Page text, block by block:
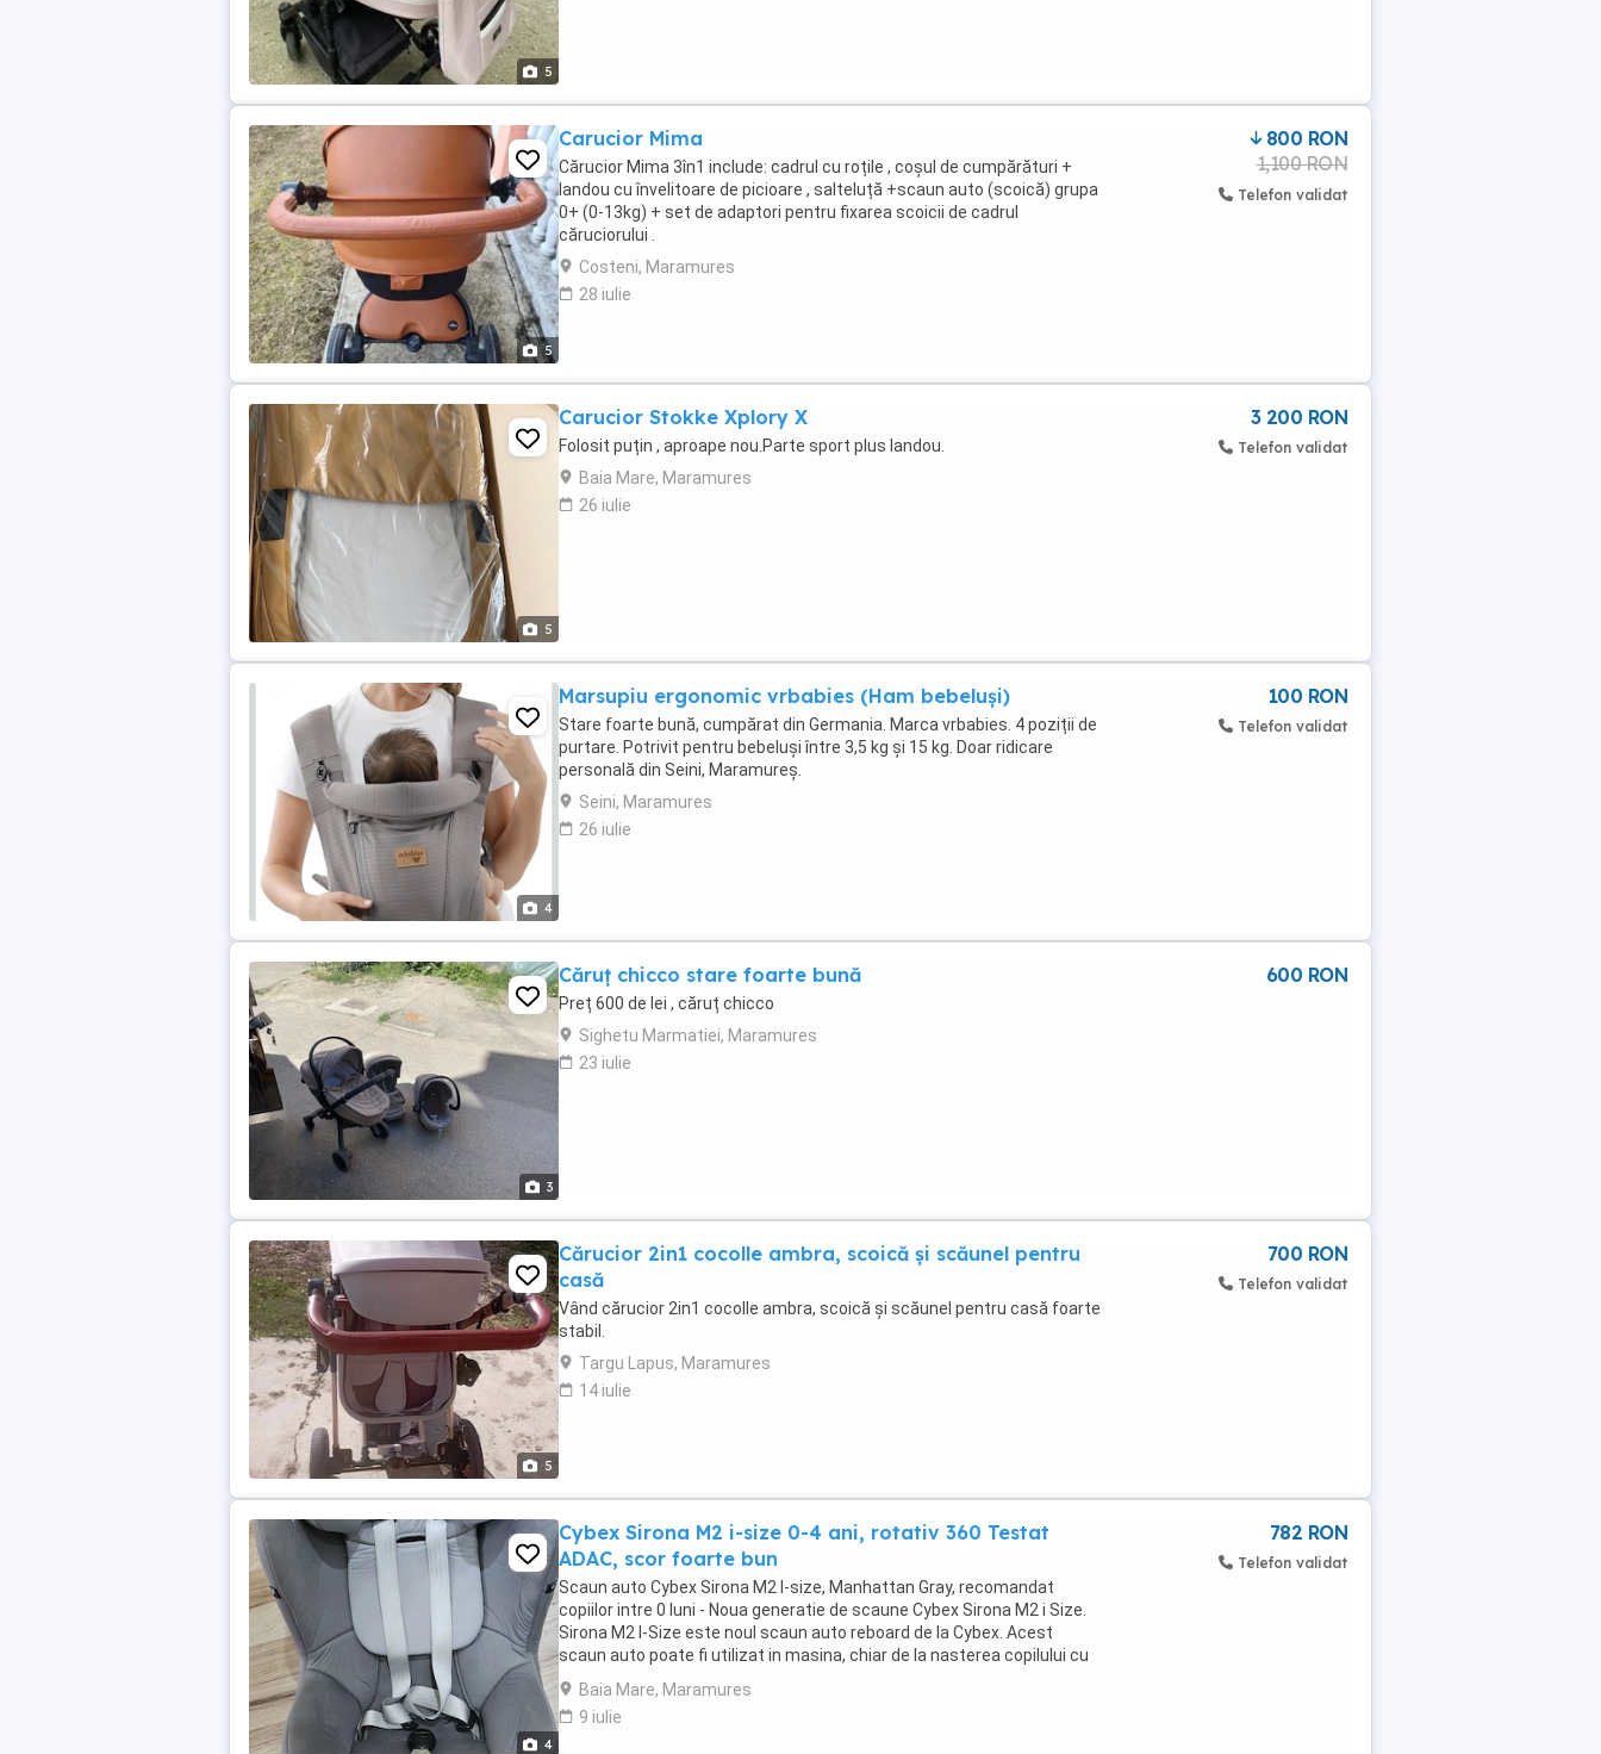
5
5
Carucior Mima
Cărucior Mima 3în1 include: cadrul cu roțile , coșul de cumpărături +
landou cu învelitoare de picioare , salteluță +scaun auto (scoică) grupa
0+ (0-13kg) + set de adaptori pentru fixarea scoicii de cadrul
căruciorului .
Costeni, Maramures
28 iulie
800 RON
1,100 RON
Telefon validat
5
Carucior Stokke Xplory X
Folosit puțin , aproape nou.Parte sport plus landou.
Baia Mare, Maramures
26 iulie
3 200 RON
Telefon validat
4
Marsupiu ergonomic vrbabies (Ham bebeluși)
Stare foarte bună, cumpărat din Germania. Marca vrbabies. 4 poziții de
purtare. Potrivit pentru bebeluși între 3,5 kg și 15 kg. Doar ridicare
personală din Seini, Maramureș.
Seini, Maramures
26 iulie
100 RON
Telefon validat
3
Căruț chicco stare foarte bună
Preț 600 de lei , căruț chicco
Sighetu Marmatiei, Maramures
23 iulie
600 RON
5
Cărucior 2in1 cocolle ambra, scoică și scăunel pentru
casă
Vând cărucior 2in1 cocolle ambra, scoică și scăunel pentru casă foarte
stabil.
Targu Lapus, Maramures
14 iulie
700 RON
Telefon validat
4
Cybex Sirona M2 i-size 0-4 ani, rotativ 360 Testat
ADAC, scor foarte bun
Scaun auto Cybex Sirona M2 I-size, Manhattan Gray, recomandat
copiilor intre 0 luni - Noua generatie de scaune Cybex Sirona M2 i Size.
Sirona M2 I-Size este noul scaun auto reboard de la Cybex. Acest
scaun auto poate fi utilizat in masina, chiar de la nasterea copilului cu
spatele la directia de mers ...
Baia Mare, Maramures
9 iulie
782 RON
Telefon validat